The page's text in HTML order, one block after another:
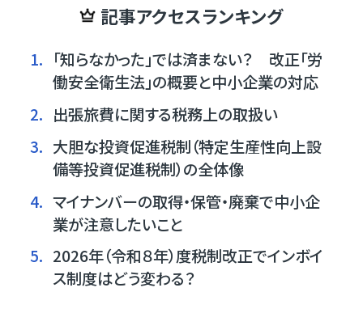
記事アクセスランキング
1. 「知らなかった」では済まない？ 改正「労
働安全衛生法」の概要と中小企業の対応
2. 出張旅費に関する税務上の取扱い
3. 大胆な投資促進税制（特定生産性向上設
備等投資促進税制）の全体像
4. マイナンバーの取得・保管・廃棄で中小企
業が注意したいこと
5. 2026年（令和８年）度税制改正でインボイ
ス制度はどう変わる？